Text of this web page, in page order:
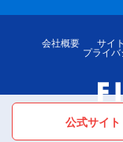
公式サイト
会社概要 サイ
プライ
© LOTTE